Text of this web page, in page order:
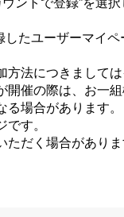
ントで登録”を選択
たユーザーマイペ
法につきまして
催の際は、お一
場合があります。
す。
だく場合がありま